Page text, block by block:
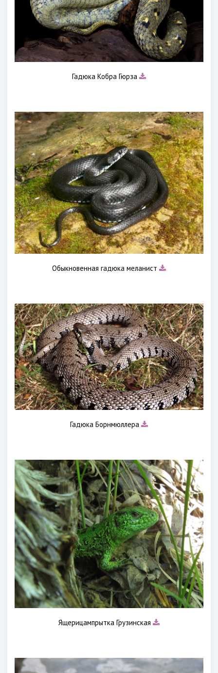
Гадюка Кобра Гюрза
Обыкновенная гадюка меланист
Гадюка Борнмюллера
Ящерицампрытка Грузинская